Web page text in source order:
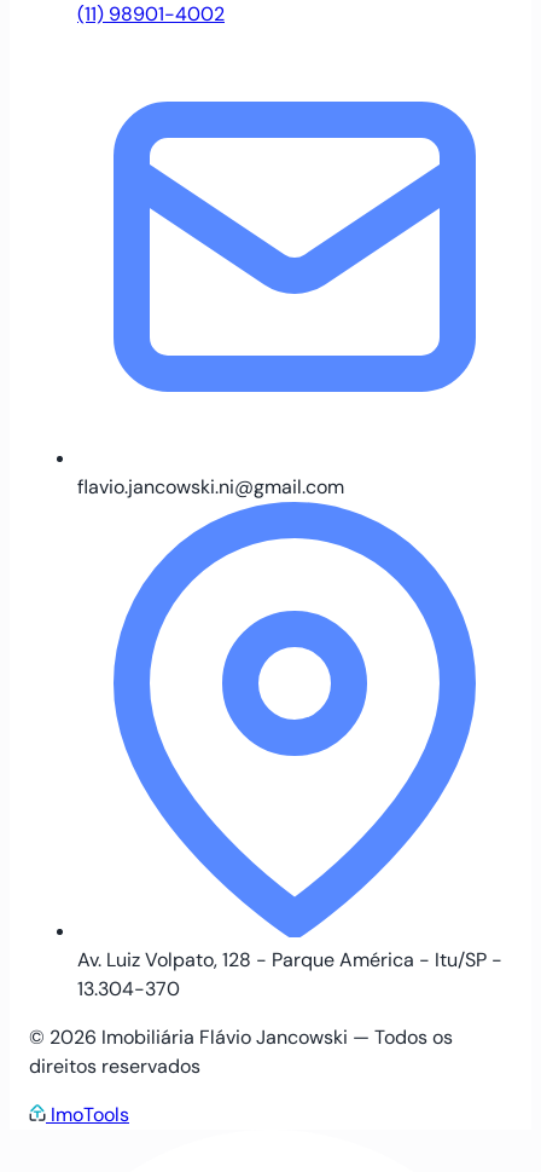
(11) 98901-4002
flavio.jancowski.ni@gmail.com
Av. Luiz Volpato, 128 - Parque América - Itu/SP -
13.304-370
© 2026 Imobiliária Flávio Jancowski — Todos os
direitos reservados
ImoTools